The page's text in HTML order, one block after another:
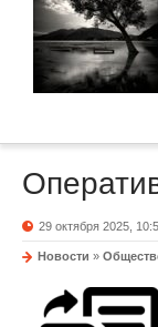
29 октября 2025,
Новости »